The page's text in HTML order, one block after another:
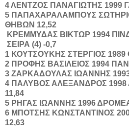
4ΛΕΝΤΖΟΣ ΠΑΝΑΓΙΩΤΗΣ 1999
5 ΠΑΠΑΧΑΡΑΛΑΜΠΟΥΣ
ΘΗΒΩΝ 12,52
ΚΡΕΜΜΥΔΑΣ ΒΙΚΤΩΡ 1994
ΣΕΙΡΑ (4) -0,7
1 ΚΟΥΤΣΟΥΚΗΣ ΣΤΕΡΓΙΟΣ 1989
2 ΠΡΟΦΗΣ ΒΑΣΙΛΕΙΟΣ 1994
3 ΖΑΡΚΑΔΟΥΛΑΣ ΙΩΑΝΝΗΣ
4 ΠΑΛΥΒΟΣ ΑΛΕΞΑΝΔΡΟΣ 1998
11,84
5 ΡΗΓΑΣ ΙΩΑΝΝΗΣ 1996
6 ΜΠΟΤΣΗΣ ΚΩΝΣΤΑΝΤΙΝΟΣ
12,63